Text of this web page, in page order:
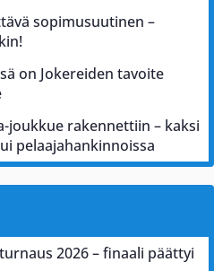
sopimusuutinen –
on Jokereiden tavoite
joukkue rakennettiin – kaksi
pelaajahankinnoissa
2026 – finaali päättyi